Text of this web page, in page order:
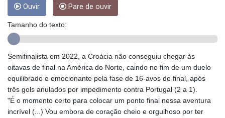
GGP 0.856077
GHS 13.524239
GMD 85.282572
GTQ 8.791437
GYD 241.048608
HKD 9.04099
HNL 30.88171
HRK 7.536585
HTG 150.649793
Ouvir Pare de ouvir
Tamanho do texto:
Semifinalista em 2022, a Croácia não conseguiu chegar às
oitavas de final na América do Norte, caindo no fim de um duelo
equilibrado e emocionante pela fase de 16-avos de final, após
três gols anulados por impedimento contra Portugal (2 a 1).
"É o momento certo para colocar um ponto final nessa aventura
incrível (...) Vou embora de coração cheio e orgulhoso por ter